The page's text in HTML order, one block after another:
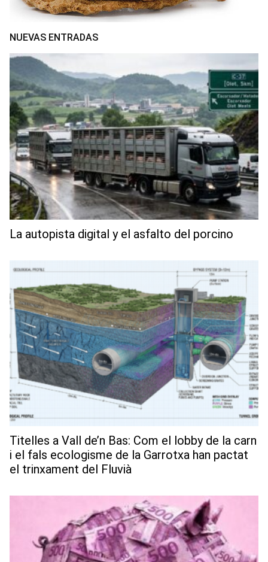
NUEVAS ENTRADAS
La autopista digital y el asfalto del porcino
Titelles a Vall de’n Bas: Com el lobby de la carn
i el fals ecologisme de la Garrotxa han pactat
el trinxament del Fluvià